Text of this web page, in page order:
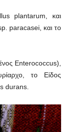
plantarum, και
paracasei, και το
Enterococcus),
το Είδος
durans.